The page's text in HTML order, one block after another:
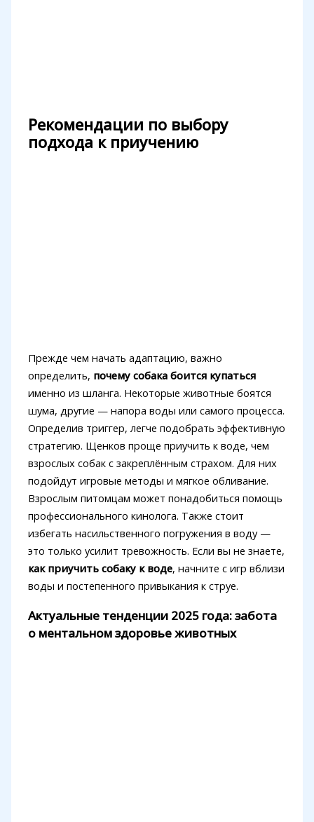
Рекомендации по выбору
подхода к приучению
Прежде чем начать адаптацию, важно
определить, почему собака боится купаться
именно из шланга. Некоторые животные боятся
шума, другие — напора воды или самого процесса.
Определив триггер, легче подобрать эффективную
стратегию. Щенков проще приучить к воде, чем
взрослых собак с закреплённым страхом. Для них
подойдут игровые методы и мягкое обливание.
Взрослым питомцам может понадобиться помощь
профессионального кинолога. Также стоит
избегать насильственного погружения в воду —
это только усилит тревожность. Если вы не знаете,
как приучить собаку к воде, начните с игр вблизи
воды и постепенного привыкания к струе.
Актуальные тенденции 2025 года: забота
о ментальном здоровье животных